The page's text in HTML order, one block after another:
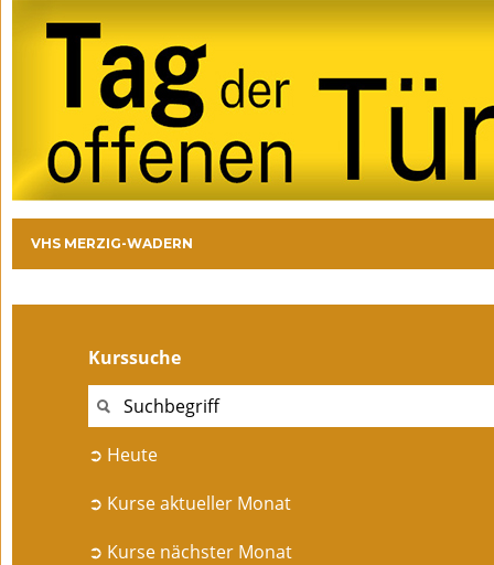
VHS MERZIG-WADERN
Kurssuche
➲ Heute
➲ Kurse aktueller Monat
➲ Kurse nächster Monat